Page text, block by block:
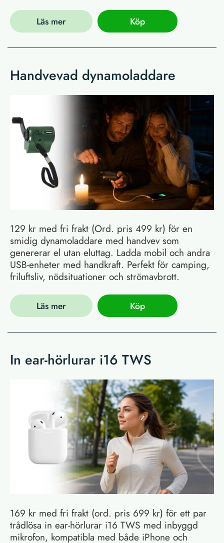
Läs mer Köp
Handvevad dynamoladdare
129 kr med fri frakt (Ord. pris 499 kr) för en
smidig dynamoladdare med handvev som
genererar el utan eluttag. Ladda mobil och andra
USB-enheter med handkraft. Perfekt för camping,
friluftsliv, nödsituationer och strömavbrott.
Läs mer Köp
In ear-hörlurar i16 TWS
169 kr med fri frakt (ord. pris 699 kr) för ett par
trådlösa in ear-hörlurar i16 TWS med inbyggd
mikrofon, kompatibla med både iPhone och